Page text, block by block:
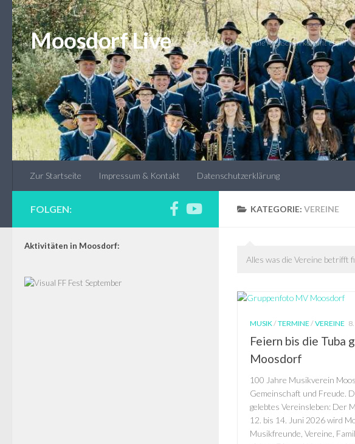
Unter dem Inhalt
Moosdorf Live * Moosdorf Live - auf die Menschen kommt es an
Zur Startseite Impressum & Kontakt Datenschutzerklärung
KATEGORIE:VEREINE
Alles was die Vereine betrifft
MUSIK/TERMINE/VEREINE
Feiern bis die Tuba
Moosdorf
100 Jahre Musikverein
Gemeinschaft und Freude.
gelebtes Vereinsleben: Der
12. bis 14. Juni 2026 wird
Musikfreunde, Vereine,
FOLGEN:
Aktivitäten in Moosdorf: